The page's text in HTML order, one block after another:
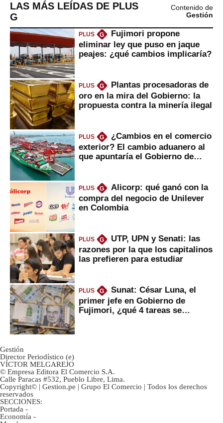
LAS MÁS LEÍDAS DE PLUS
G
Contenido de
Gestión
PLUS G
Fujimori propone
eliminar ley que puso en jaque
peajes: ¿qué cambios implicaría?
PLUS G
Plantas procesadoras de
oro en la mira del Gobierno: la
propuesta contra la minería ilegal
PLUS G
¿Cambios en el comercio
exterior? El cambio aduanero al
que apuntaría el Gobierno de
PLUS G
Alicorp: qué ganó con la
compra del negocio de Unilever
en Colombia
PLUS G
UTP, UPN y Senati: las
razones por la que los capitalinos
las prefieren para estudiar
PLUS G
Sunat: César Luna, el
primer jefe en Gobierno de
Fujimori, ¿qué 4 tareas se
Gestión
Director Periodístico (e)
VÍCTOR MELGAREJO
© Empresa Editora El Comercio S.A.
Calle Paracas #532, Pueblo Libre, Lima.
Copyright© | Gestion.pe | Grupo El Comercio | Todos los derechos
reservados
SECCIONES:
Portada -
Economía -